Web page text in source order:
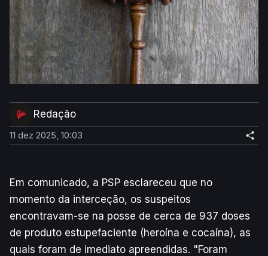
Redação
11 dez 2025, 10:03
Em comunicado, a PSP esclareceu que no
momento da interceção, os suspeitos
encontravam-se na posse de cerca de 937 doses
de produto estupefaciente (heroína e cocaína), as
quais foram de imediato apreendidas. "Foram